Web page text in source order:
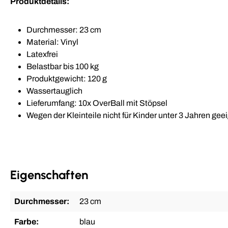
Durchmesser: 23 cm
Material: Vinyl
Latexfrei
Belastbar bis 100 kg
Produktgewicht: 120 g
Wassertauglich
Lieferumfang: 10x OverBall mit Stöpsel
Wegen der Kleinteile nicht für Kinder unter 3 Jahren
Eigenschaften
Durchmesser: 23 cm
Farbe: blau